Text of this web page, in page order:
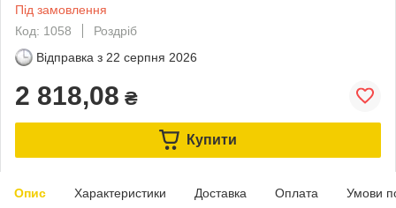
Під замовлення
Код: 1058
Роздріб
Відправка з 22 серпня 2026
2 818,08 ₴
Купити
Опис Характеристики Доставка Оплата Умови